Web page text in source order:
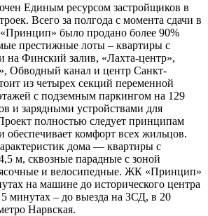
Единым ресурсом застройщиков в
Всего за полгода с момента сдачи в
было продано более 90%
престижные лоты – квартиры с
на Финский залив, «Лахта-центр»,
Обводный канал и центр Санкт-
из четырех секций переменной
с подземным паркингом на 129
и зарядными устройствами для
полностью следует принципам
обеспечивает комфорт всех жильцов.
дома — квартиры с
м, сквозные парадные с зоной
и велосипедные. ЖК «Принцип»
на машине до исторического центра
минутах – до выезда на ЗСД, в 20
Нарвская.